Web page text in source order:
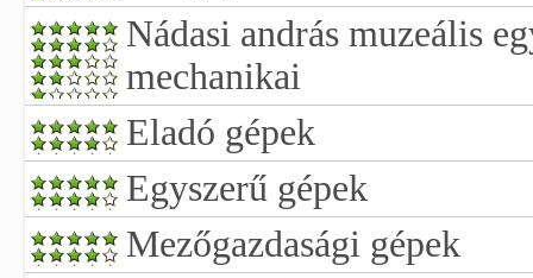
Nádasi andrás muzeális
mechanikai
Eladó gépek
Egyszerű gépek
Mezőgazdasági gépek